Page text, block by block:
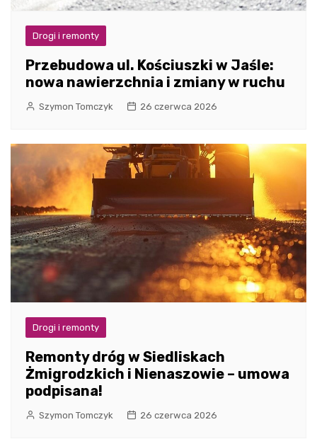
Drogi i remonty
Przebudowa ul. Kościuszki w Jaśle:
nowa nawierzchnia i zmiany w ruchu
Szymon Tomczyk 26 czerwca 2026
Drogi i remonty
Remonty dróg w Siedliskach
Żmigrodzkich i Nienaszowie – umowa
podpisana!
Szymon Tomczyk 26 czerwca 2026